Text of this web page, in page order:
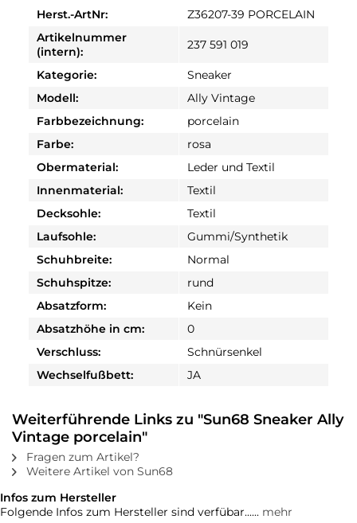
Herst.-ArtNr:
Z36207-39 PORCELAIN
Artikelnummer
(intern):
237 591 019
Kategorie:
Sneaker
Modell:
Ally Vintage
Farbbezeichnung:
porcelain
Farbe:
rosa
Obermaterial:
Leder und Textil
Innenmaterial:
Textil
Decksohle:
Textil
Laufsohle:
Gummi/Synthetik
Schuhbreite:
Normal
Schuhspitze:
rund
Absatzform:
Kein
Absatzhöhe in cm:
0
Verschluss:
Schnürsenkel
Wechselfußbett:
JA
Weiterführende Links zu "Sun68 Sneaker Ally
Vintage porcelain"
Fragen zum Artikel?
Weitere Artikel von Sun68
Infos zum Hersteller
Folgende Infos zum Hersteller sind verfübar...... mehr